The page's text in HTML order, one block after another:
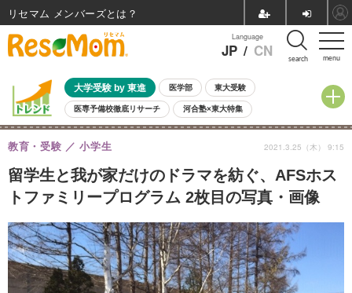
menu
Language
JP / CN search
大学受験 by 東進 医学部 東大受験
医専予備校徹底リサーチ 河合塾×東大特集
親子で考える大学選び 高校受験 中学受験 小学校受験
共通テスト 夏休み
8月開催イベント・WS 全国公立高校 過去問 人気記事
自由研究教材（小学生向け） 自由研究教材（中学生向け） ランキング
留学生と我が家だけのドラマを紡ぐ、AFSホス
トファミリープログラム 2枚目の写真・画像
教育・受験 小学生 2021.3.25（木） 9:15
リセマム メンバーズ